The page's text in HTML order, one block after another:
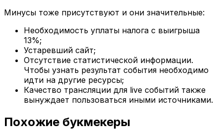
Минусы тоже присутствуют и они значительные:
Необходимость уплаты налога с выигрыша
13%;
Устаревший сайт;
Отсутствие статистической информации.
Чтобы узнать результат события необходимо
идти на другие ресурсы;
Качество трансляции для live событий также
вынуждает пользоваться иными источниками.
Похожие букмекеры